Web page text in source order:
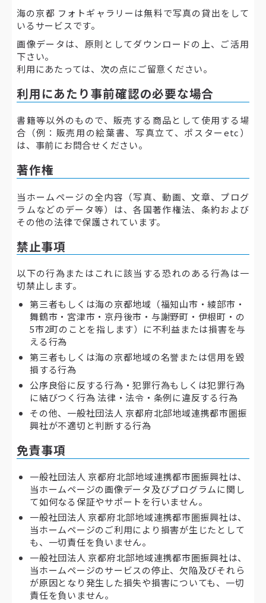
海の京都 フォトギャラリーは無料で写真の貸出をして
いるサービスです。
画像データは、原則としてダウンロードの上、ご活用
下さい。
利用にあたっては、次の点にご留意ください。
利用にあたり事前確認の必要な場合
書籍等以外のもので、販売する商品として使用する場
合（例：販売用の絵葉書、写真立て、ポスターetc）
は、事前にお問合せください。
著作権
当ホームページの全内容（写真、動画、文章、プログ
ラムなどのデータ等）は、各国著作権法、条約および
その他の法律で保護されています。
禁止事項
以下の行為またはこれに該当する恐れのある行為は一
切禁止します。
第三者もしくは海の京都地域（福知山市・綾部市・
舞鶴市・宮津市・京丹後市・与謝野町・伊根町・の
5市2町のことを指します）に不利益または損害を与
える行為
第三者もしくは海の京都地域の名誉または信用を毀
損する行為
公序良俗に反する行為・犯罪行為もしくは犯罪行為
に結びつく行為 法律・法令・条例に違反する行為
その他、一般社団法人 京都府北部地域連携都市圏振
興社が不適切と判断する行為
免責事項
一般社団法人 京都府北部地域連携都市圏振興社は、
当ホームページの画像データ及びプログラムに関し
て如何なる保証やサポートを行いません。
一般社団法人 京都府北部地域連携都市圏振興社は、
当ホームページのご利用により損害が生じたとして
も、一切責任を負いません。
一般社団法人 京都府北部地域連携都市圏振興社は、
当ホームページのサービスの停止、欠陥及びそれら
が原因となり発生した損失や損害についても、一切
責任を負いません。